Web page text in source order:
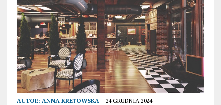
AUTOR: ANNA KRETOWSKA 24 GRUDNIA 2024